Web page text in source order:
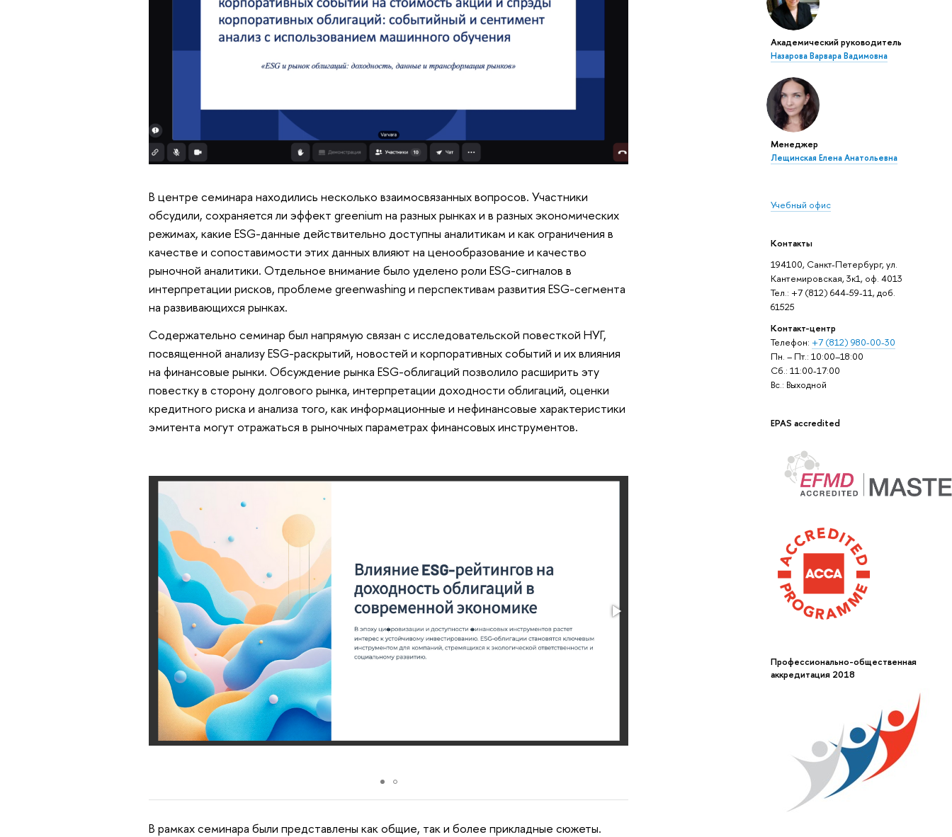
Академический руководитель
Назарова Варвара Вадимовна
Менеджер
Лещинская Елена Анатольевна
Учебный офис
Контакты
194100, Санкт-Петербург, ул.
Кантемировская, 3к1, оф. 4013
Тел.: +7 (812) 644-59-11, доб.
61525
Контакт-центр
Телефон: +7 (812) 980-00-30
Пн. – Пт.: 10:00–18:00
Сб.: 11:00-17:00
Вс.: Выходной
EPAS accredited
Профессионально-общественная
аккредитация 2018
В центре семинара находились несколько взаимосвязанных вопросов. Участники
обсудили, сохраняется ли эффект greenium на разных рынках и в разных экономических
режимах, какие ESG-данные действительно доступны аналитикам и как ограничения в
качестве и сопоставимости этих данных влияют на ценообразование и качество
рыночной аналитики. Отдельное внимание было уделено роли ESG-сигналов в
интерпретации рисков, проблеме greenwashing и перспективам развития ESG-сегмента
на развивающихся рынках.
Содержательно семинар был напрямую связан с исследовательской повесткой НУГ,
посвященной анализу ESG-раскрытий, новостей и корпоративных событий и их влияния
на финансовые рынки. Обсуждение рынка ESG-облигаций позволило расширить эту
повестку в сторону долгового рынка, интерпретации доходности облигаций, оценки
кредитного риска и анализа того, как информационные и нефинансовые характеристики
эмитента могут отражаться в рыночных параметрах финансовых инструментов.
В рамках семинара были представлены как общие, так и более прикладные сюжеты.